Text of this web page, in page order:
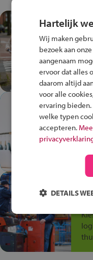
en
In
Hartelijk
Wij maken
bezoek aan
aangenaam
ervoor dat alles
daarom altijd
voor alle
ervaring
welke typen
accepteren.
DETAILS